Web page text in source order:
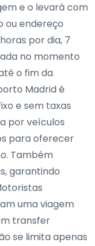
e o levará com
ou endereço
por dia, 7
no momento
o fim da
Madrid é
e sem taxas
por veículos
para oferecer
Também
garantindo
uma viagem
transfer
se limita apenas